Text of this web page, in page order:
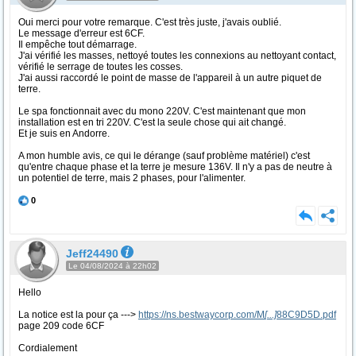
Oui merci pour votre remarque. C'est très juste, j'avais oublié.
Le message d'erreur est 6CF.
Il empêche tout démarrage.
J'ai vérifié les masses, nettoyé toutes les connexions au nettoyant contact,
vérifié le serrage de toutes les cosses.
J'ai aussi raccordé le point de masse de l'appareil à un autre piquet de
terre.
Le spa fonctionnait avec du mono 220V. C'est maintenant que mon
installation est en tri 220V. C'est la seule chose qui ait changé.
Et je suis en Andorre.
A mon humble avis, ce qui le dérange (sauf problème matériel) c'est
qu'entre chaque phase et la terre je mesure 136V. Il n'y a pas de neutre à
un potentiel de terre, mais 2 phases, pour l'alimenter.
0
Jeff24490
Le 04/08/2024 à 22h02
Hello
La notice est la pour ça ---> https://ns.bestwaycorp.com/M[...]88C9D5D.pdf
page 209 code 6CF
Cordialement